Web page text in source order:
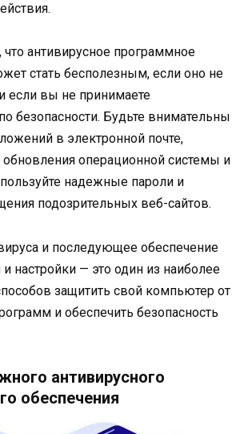
антивирусное программное
стать бесполезным, если оно не
если вы не принимаете
безопасности. Будьте внимательны
в электронной почте,
обновления операционной системы и
надежные пароли и
подозрительных веб-сайтов.
и последующее обеспечение
настройки — это один из наиболее
защитить свой компьютер от
и обеспечить безопасность
антивирусного
обеспечения